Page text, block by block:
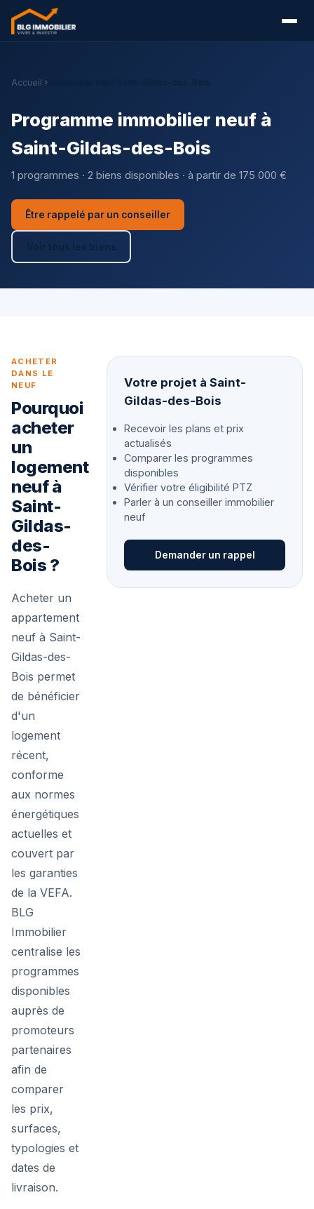
Accueil
Programme immobilier neuf à
Saint-Gildas-des-Bois
1 programmes · 2 biens disponibles · à partir de 175 000 €
Être rappelé par un conseiller
Voir tous les biens
ACHETER
DANS LE
NEUF
Pourquoi
acheter
un
logement
neuf à
Saint-
Gildas-
des-
Bois ?
Acheter un
appartement
neuf à Saint-
Gildas-des-
Bois permet
de bénéficier
d'un
logement
récent,
conforme
aux normes
énergétiques
actuelles et
couvert par
les garanties
de la VEFA.
BLG
Immobilier
centralise les
programmes
disponibles
auprès de
promoteurs
partenaires
afin de
comparer
les prix,
surfaces,
typologies et
dates de
livraison.
Votre projet à Saint-
Gildas-des-Bois
Recevoir les plans et prix
actualisés
Comparer les programmes
disponibles
Vérifier votre éligibilité PTZ
Parler à un conseiller immobilier
neuf
Demander un rappel